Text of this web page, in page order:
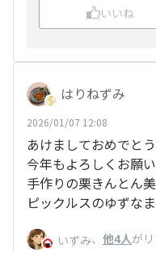
いいね
はりねずみ
2026/01/07 12:08
あけましておめでと
今年もよろしくお願
手作りの栗きんとん
ピックルスのゆずな
いずみ、 他4人が